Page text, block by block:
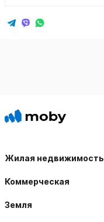
Жилая недвижимость
Коммерческая
Земля